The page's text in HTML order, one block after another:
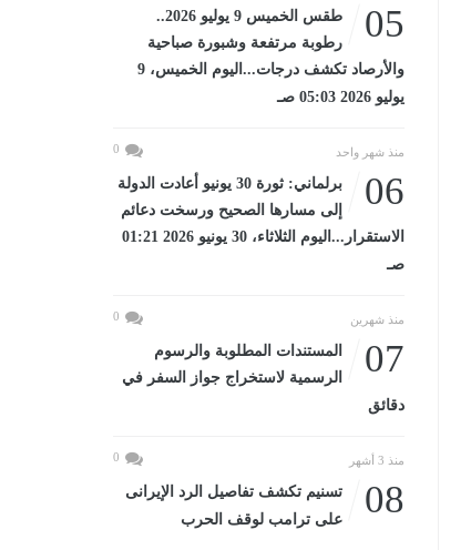
05
طقس الخميس 9 يوليو 2026..
رطوبة مرتفعة وشبورة صباحية
والأرصاد تكشف درجات...اليوم الخميس، 9
يوليو 2026 05:03 صـ
منذ شهر واحد 0
06
برلماني: ثورة 30 يونيو أعادت الدولة
إلى مسارها الصحيح ورسخت دعائم
الاستقرار...اليوم الثلاثاء، 30 يونيو 2026 01:21
صـ
منذ شهرين 0
07
المستندات المطلوبة والرسوم
الرسمية لاستخراج جواز السفر في
دقائق
منذ 3 أشهر 0
08
تسنيم تكشف تفاصيل الرد الإيرانى
على ترامب لوقف الحرب